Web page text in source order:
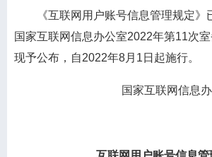
《互联网用户账号信息管理规定》
国家互联网信息办公室2022年第11次室
现予公布，自2022年8月1日起施行。
国家互联网信息